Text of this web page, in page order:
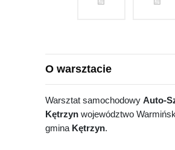
O warsztacie
Warsztat samochodowy Auto-
Kętrzyn województwo
gmina Kętrzyn.